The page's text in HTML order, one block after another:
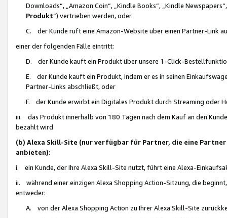
Downloads“, „Amazon Coin“, „Kindle Books“, „Kindle
Produkt“) vertrieben werden, oder
C. der Kunde ruft eine Amazon-Website über einen Partner-Link
einer der folgenden Fälle eintritt:
D. der Kunde kauft ein Produkt über unsere 1-Click-
E. der Kunde kauft ein Produkt, indem er es in seinen
Partner-Links abschließt, oder
F. der Kunde erwirbt ein Digitales Produkt durch Streaming oder
iii. das Produkt innerhalb von 180 Tagen nach dem Kauf an den
bezahlt wird
(b) Alexa Skill-Site (nur verfügbar für Partner, die eine
anbieten):
i. ein Kunde, der Ihre Alexa Skill-Site nutzt, führt eine Alexa-
ii. während einer einzigen Alexa Shopping Action-Sitzung, die
entweder:
A. von der Alexa Shopping Action zu Ihrer Alexa Skill-Site